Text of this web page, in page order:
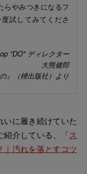
らやみつきになるフ
試してみてくださ
"DO" ディレクター
大熊健郎
』（枻出版社）より
いに履き続けていた
紹介している、「ス
汚れを落とすコツ